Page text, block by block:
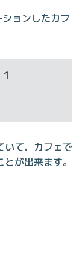
ョンしたカフ
いて、カフェで
が出来ます。